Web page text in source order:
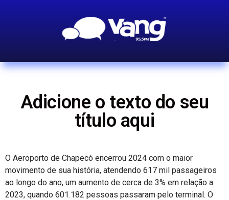
Adicione o texto do seu
título aqui
O Aeroporto de Chapecó encerrou 2024 com o maior
movimento de sua história, atendendo 617 mil passageiros
ao longo do ano, um aumento de cerca de 3% em relação a
2023, quando 601.182 pessoas passaram pelo terminal. O